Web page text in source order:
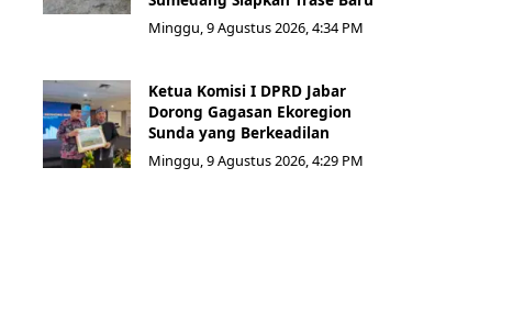
Minggu, 9 Agustus 2026, 4:34 PM
Ketua Komisi I DPRD Jabar
Dorong Gagasan Ekoregion
Sunda yang Berkeadilan
Minggu, 9 Agustus 2026, 4:29 PM